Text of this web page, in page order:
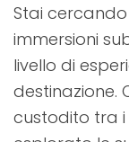
Stai
immersioni
livello di
destinazione.
custodito tra